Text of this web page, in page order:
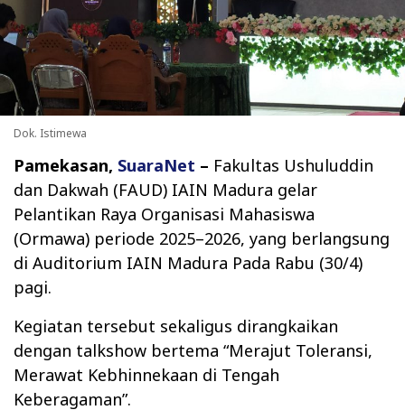
Dok. Istimewa
Pamekasan, SuaraNet – Fakultas Ushuluddin
dan Dakwah (FAUD) IAIN Madura gelar
Pelantikan Raya Organisasi Mahasiswa
(Ormawa) periode 2025–2026, yang berlangsung
di Auditorium IAIN Madura Pada Rabu (30/4)
pagi.
Kegiatan tersebut sekaligus dirangkaikan
dengan talkshow bertema “Merajut Toleransi,
Merawat Kebhinnekaan di Tengah
Keberagaman”.